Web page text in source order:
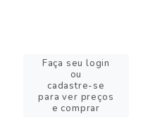
Faça seu login
ou
cadastre-se
para ver preços
e comprar